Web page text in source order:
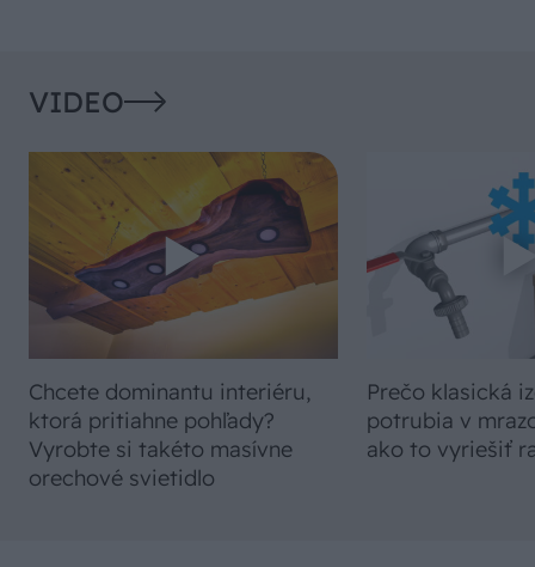
VIDEO
Chcete dominantu interiéru,
ktorá pritiahne pohľady?
Vyrobte si takéto masívne
orechové svietidlo
Prečo klasická
potrubia v
ako to vyriešiť